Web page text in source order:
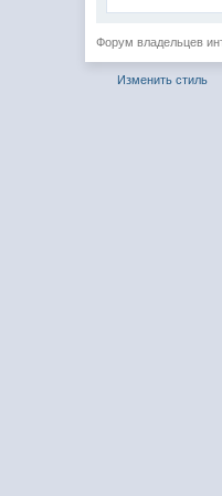
Форум владельцев
Изменить стиль